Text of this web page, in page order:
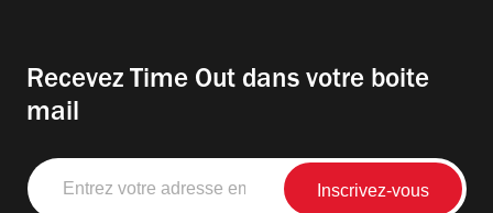
Recevez Time Out dans votre boite
mail
Entrez
votre